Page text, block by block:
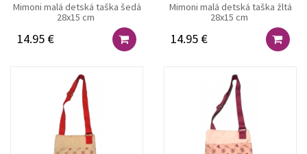
Mimoni malá detská taška šedá
28x15 cm
14.95 €
Mimoni malá detská taška žltá
28x15 cm
14.95 €